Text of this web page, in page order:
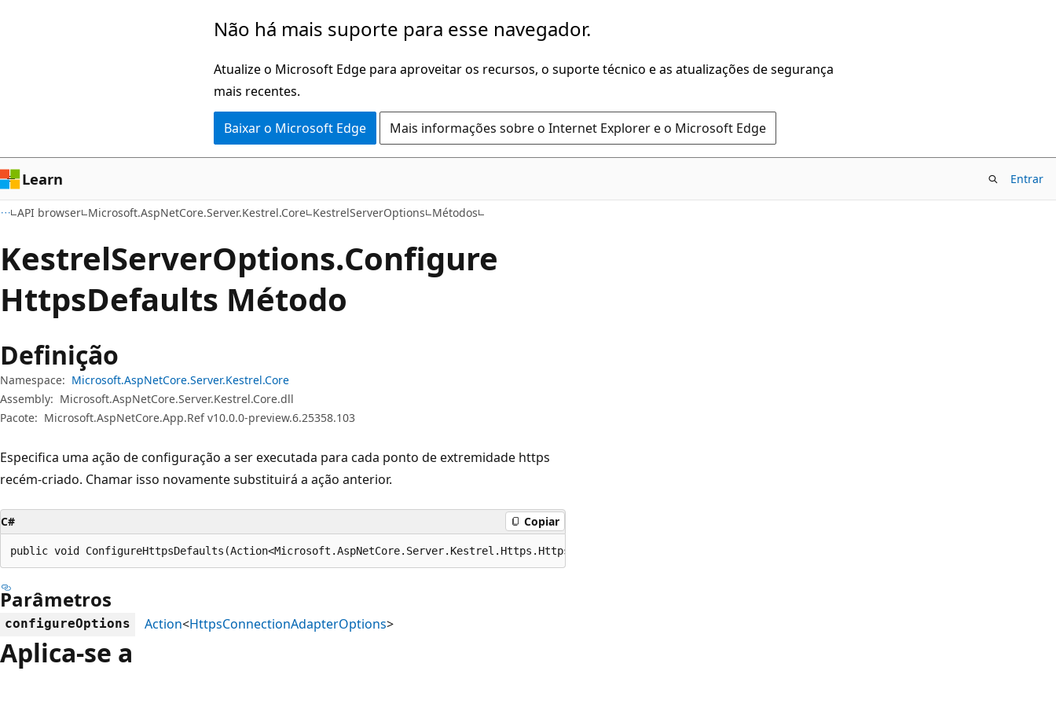
na
página
Não há mais suporte para esse navegador.
Atualize o Microsoft Edge para aproveitar os recursos, o suporte técnico e as atualizações de segurança
mais recentes.
Baixar o Microsoft Edge Mais informações sobre o Internet Explorer e o Microsoft Edge
Learn Entrar
API browser Microsoft.AspNetCore.Server.Kestrel.Core KestrelServerOptions Métodos
KestrelServerOptions.Configure
HttpsDefaults Método
Definição
Namespace: Microsoft.AspNetCore.Server.Kestrel.Core
Assembly: Microsoft.AspNetCore.Server.Kestrel.Core.dll
Pacote: Microsoft.AspNetCore.App.Ref v10.0.0-preview.6.25358.103
Especifica uma ação de configuração a ser executada para cada ponto de extremidade https
recém-criado. Chamar isso novamente substituirá a ação anterior.
C# Copiar
public void ConfigureHttpsDefaults(Action<Microsoft.AspNetCore.Server.Kestrel.Https.HttpsConnectionAdapterOptions> configureOptions);
Parâmetros
configureOptions Action<HttpsConnectionAdapterOptions>
Aplica-se a